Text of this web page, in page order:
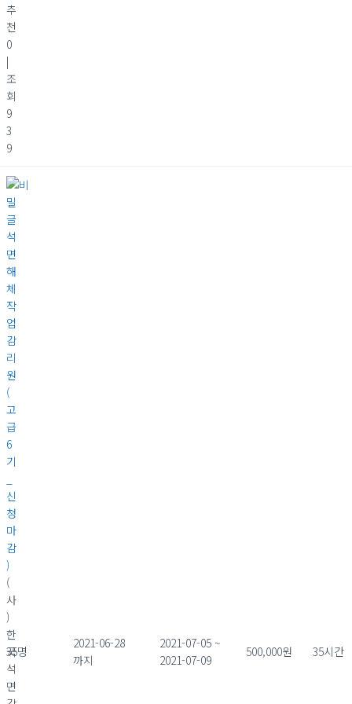
추
천
0
|
조
회
9
3
9
석
면
해
체
작
업
감
리
원
(
고
급
6
기
신
청
마
감
)
(
사
)
한
국
석
면
35명
2021-06-28
까지
2021-07-05 ~
2021-07-09
500,000원 35시간